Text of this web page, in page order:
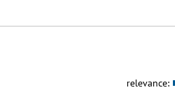
relevance: